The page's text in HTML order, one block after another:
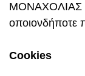
ΜΟΝΑΧΟΛΙΑΣ &
οποιονδήποτε
Cookies